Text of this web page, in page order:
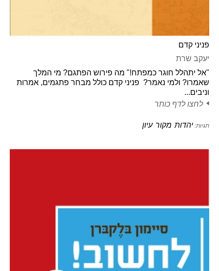
פניני קדם
יעקב שרת
"אל יתהלל חוגר כמפתח!" מה פירוש הפתגם? מי המלך
שאמרו? ולמי נאמר? פניני קדם כולל מבחר פתגמים, אמרות
וניבים...
לחצו לדף כותר
תגיות: יהדות מקור עיון